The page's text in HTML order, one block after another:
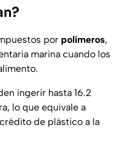
por polímeros,
marina cuando los
ingerir hasta 16.2
lo que equivale a
de plástico a la